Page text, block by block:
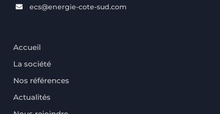
ecs@energie-cote-sud.com
Accueil
La société
Nos références
Actualités